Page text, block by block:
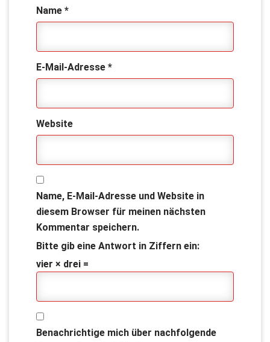
Name *
E-Mail-Adresse *
Website
Name, E-Mail-Adresse und Website in
diesem Browser für meinen nächsten
Kommentar speichern.
Bitte gib eine Antwort in Ziffern ein:
vier × drei =
Benachrichtige mich über nachfolgende